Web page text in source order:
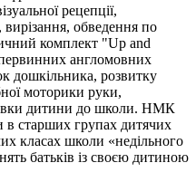
рецепції,
обведення по
комплект "Up and
англомовних
дошкільника, розвитку
моторики руки,
дитини до школи. НМК
в старших групах дитячих
класах школи «недільного
батьків із своєю дитиною